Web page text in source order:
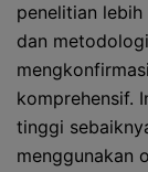
penelitian
dan
komprehensif.
tinggi
menggunakan